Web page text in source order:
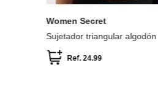
Women Secret
Sujetador triangular algodón
Ref.24.99